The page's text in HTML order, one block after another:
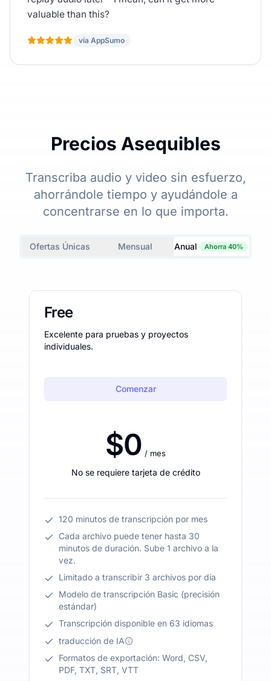
valuable than this?
vía AppSumo
Precios Asequibles
Transcriba audio y video sin esfuerzo,
ahorrándole tiempo y ayudándole a
concentrarse en lo que importa.
Ofertas Únicas Mensual Anual Ahorra 40%
Free
Excelente para pruebas y proyectos
individuales.
Comenzar
$0 / mes
No se requiere tarjeta de crédito
120 minutos de transcripción por mes
Cada archivo puede tener hasta 30
minutos de duración. Sube 1 archivo a la
vez.
Limitado a transcribir 3 archivos por día
Modelo de transcripción Basic (precisión
estándar)
Transcripción disponible en 63 idiomas
traducción de IA
Formatos de exportación: Word, CSV,
PDF, TXT, SRT, VTT